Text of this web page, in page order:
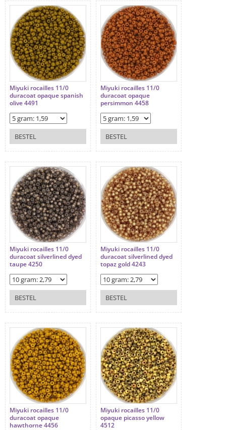
Miyuki rocailles 11/0
duracoat opaque spanish
olive 4491
BESTEL
Miyuki rocailles 11/0
duracoat opaque
persimmon 4458
BESTEL
Miyuki rocailles 11/0
duracoat silverlined dyed
taupe 4250
BESTEL
Miyuki rocailles 11/0
duracoat silverlined dyed
topaz gold 4243
BESTEL
Miyuki rocailles 11/0
duracoat opaque
hawthorne 4456
Miyuki rocailles 11/0
opaque picasso yellow
4512